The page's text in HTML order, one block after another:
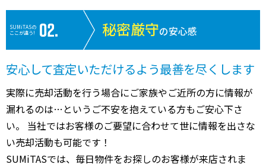
SUMiTASの
ここが違う!
秘密厳守の安心感
安心して査定いただけるよう最善を尽くします
実際に売却活動を行う場合にご家族やご近所の方に情報が
漏れるのは…というご不安を抱えている方もご安心下さ
い。 当社ではお客様のご要望に合わせて世に情報を出さな
い売却活動も可能です！
SUMiTASでは、毎日物件をお探しのお客様が来店されま